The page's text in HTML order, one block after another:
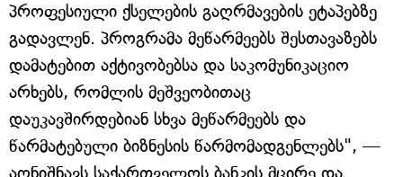
პროფესიული ქსელების გაღრმავების ეტაპებზე
გადავლენ. პროგრამა მეწარმეებს შესთავაზებს
დამატებით აქტივობებსა და საკომუნიკაციო
არხებს, რომლის მეშვეობითაც
დაუკავშირდებიან სხვა მეწარმეებს და
წარმატებული ბიზნესის წარმომადგენლებს", —